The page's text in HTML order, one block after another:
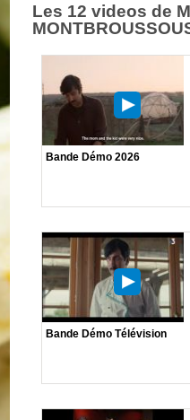
Les 12 videos de
Bande Démo 2026
Bande Démo Télévision